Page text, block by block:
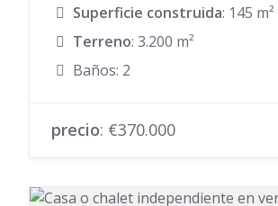
Superficie construida: 145 m²
Terreno: 3.200 m²
Baños: 2
precio: €370.000